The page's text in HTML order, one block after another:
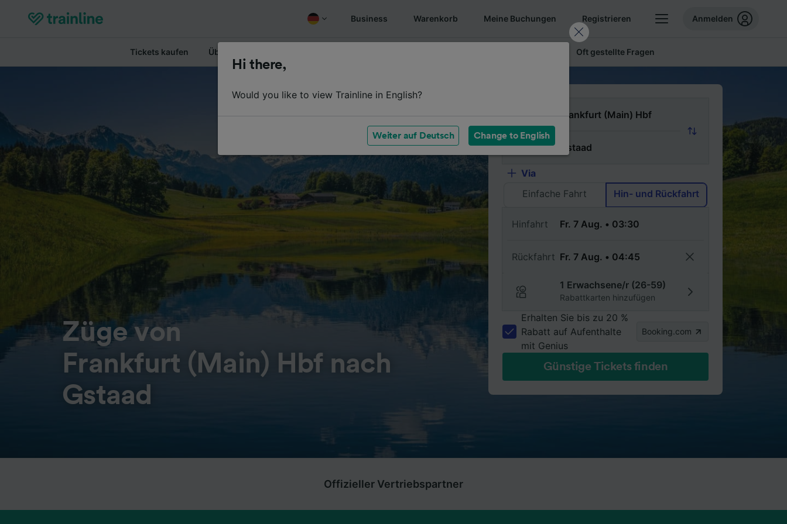
Business Warenkorb Meine Buchungen Registrieren Anmelden
Tickets kaufen Überblick Oft gestellte Fragen
Züge von
Frankfurt (Main) Hbf nach
Gstaad
Von
Nach
Via
Einfache Fahrt
Hin- und Rückfahrt
Hinfahrt
Rückfahrt
1 Erwachsene/r (26-59)
Rabattkarten hinzufügen
Erhalten Sie bis zu 20 %
Rabatt auf Aufenthalte
mit Genius
Booking.com
Günstige Tickets finden
Offizieller Vertriebspartner
Hi there,
Would you like to view Trainline in English?
Weiter auf Deutsch Change to English